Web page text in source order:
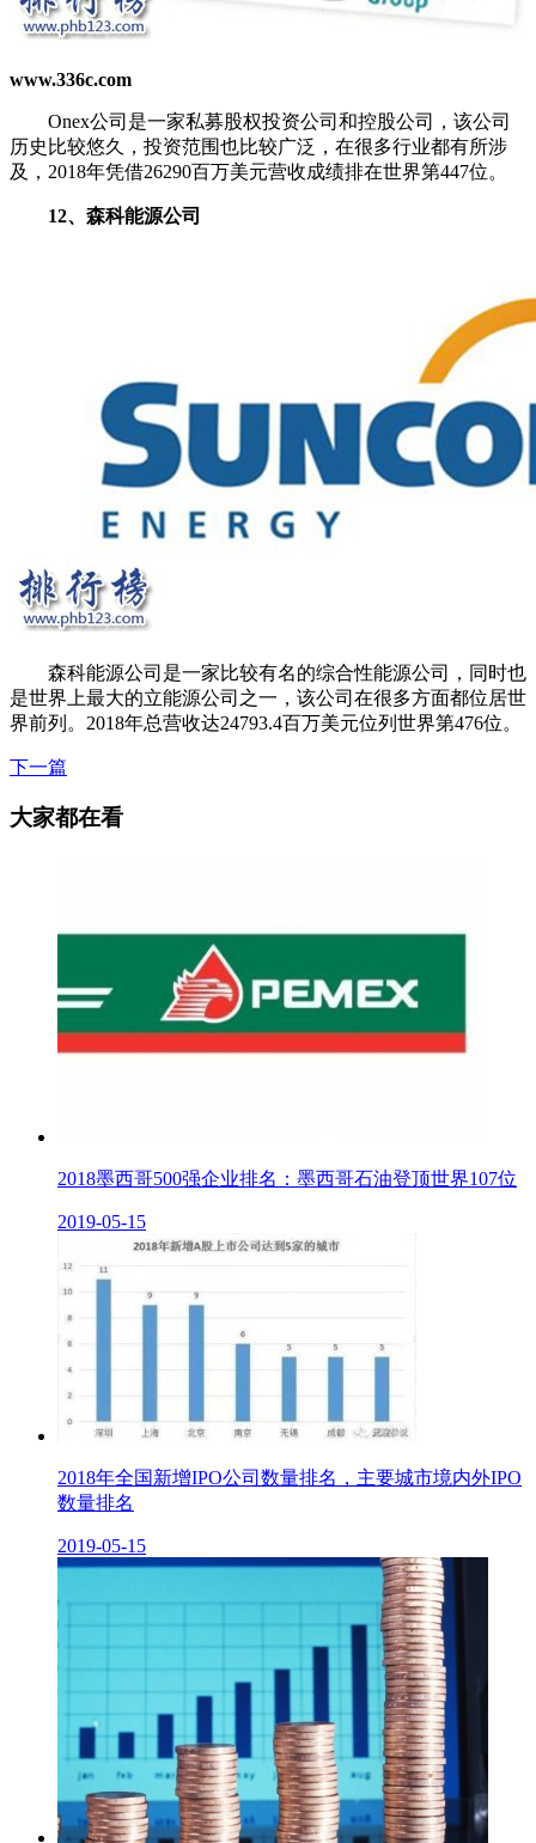
www.336c.com
Onex公司是一家私募股权投资公司和控股公司，该公司
历史比较悠久，投资范围也比较广泛，在很多行业都有所涉
及，2018年凭借26290百万美元营收成绩排在世界第447位。
12、森科能源公司
森科能源公司是一家比较有名的综合性能源公司，同时也
是世界上最大的立能源公司之一，该公司在很多方面都位居世
界前列。2018年总营收达24793.4百万美元位列世界第476位。
下一篇
大家都在看
2018墨西哥500强企业排名：墨西哥石油登顶世界107位
2019-05-15
2018年全国新增IPO公司数量排名，主要城市境内外IPO
数量排名
2019-05-15